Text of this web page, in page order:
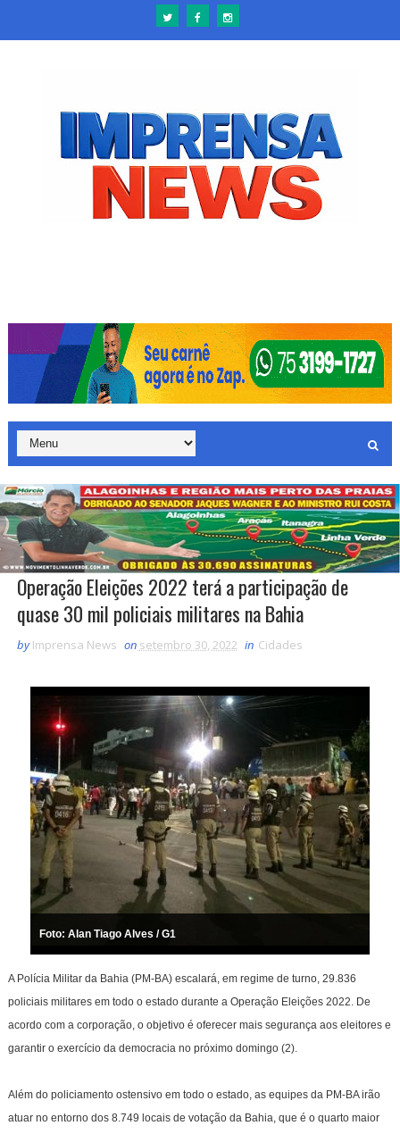
Operação Eleições 2022 terá a participação de
quase 30 mil policiais militares na Bahia
by Imprensa News on setembro 30, 2022 in Cidades
Foto: Alan Tiago Alves / G1
A Polícia Militar da Bahia (PM-BA) escalará, em regime de turno, 29.836
policiais militares em todo o estado durante a Operação Eleições 2022. De
acordo com a corporação, o objetivo é oferecer mais segurança aos eleitores e
garantir o exercício da democracia no próximo domingo (2).
Além do policiamento ostensivo em todo o estado, as equipes da PM-BA irão
atuar no entorno dos 8.749 locais de votação da Bahia, que é o quarto maior